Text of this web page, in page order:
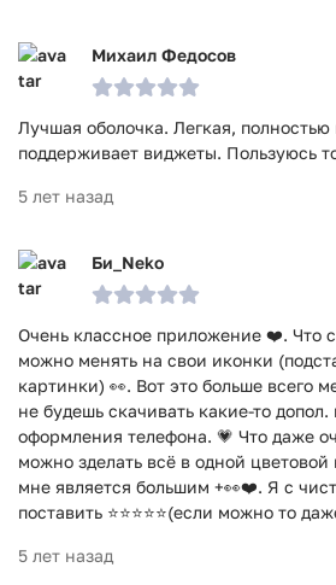
Михаил Федосов
Лучшая оболочка. Легкая, полностью
поддерживает виджеты. Пользуюсь
5 лет назад
Би_Nеko
Очень классное приложение ❤️. Что
можно менять на свои иконки
картинки) 👀. Вот это больше всего
не будешь скачивать какие-то
оформления телефона. 💗 Что даже
можно зделать всё в одной цветовой
мне является большим +👀❤️. Я с
поставить ⭐⭐⭐⭐⭐(если можно то
5 лет назад